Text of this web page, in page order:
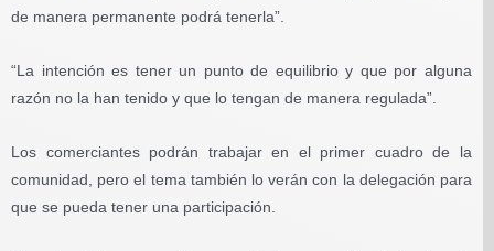
de manera permanente podrá tenerla”.
“La intención es tener un punto de equilibrio y que por alguna
razón no la han tenido y que lo tengan de manera regulada”.
Los comerciantes podrán trabajar en el primer cuadro de la
comunidad, pero el tema también lo verán con la delegación para
que se pueda tener una participación.